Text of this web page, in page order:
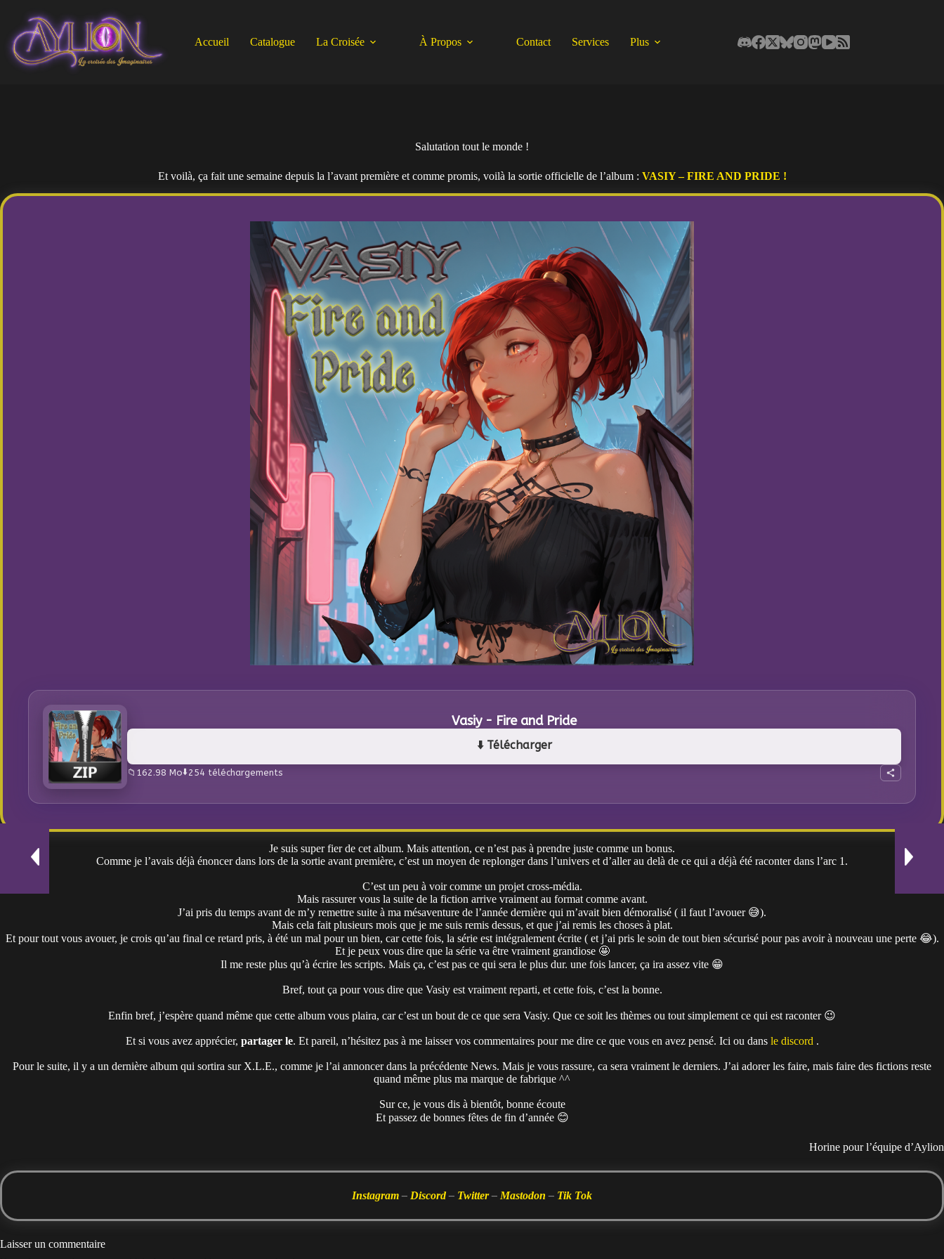
contenu
Accueil
Catalogue La Croisée À Propos Contact Services Plus
Salutation tout le monde !
Et voilà, ça fait une semaine depuis la l’avant première et comme promis, voilà la sortie officielle de l’album : VASIY – FIRE AND PRIDE !
Vasiy - Fire and Pride
⬇️ Télécharger
162.98 Mo 254 téléchargements
Je suis super fier de cet album. Mais attention, ce n’est pas à prendre juste comme un bonus.
Comme je l’avais déjà énoncer dans lors de la sortie avant première, c’est un moyen de replonger dans l’univers et d’aller au delà de ce qui a déjà été raconter dans l’arc 1.
C’est un peu à voir comme un projet cross-média.
Mais rassurer vous la suite de la fiction arrive vraiment au format comme avant.
J’ai pris du temps avant de m’y remettre suite à ma mésaventure de l’année dernière qui m’avait bien démoralisé ( il faut l’avouer 😅).
Mais cela fait plusieurs mois que je me suis remis dessus, et que j’ai remis les choses à plat.
Et pour tout vous avouer, je crois qu’au final ce retard pris, à été un mal pour un bien, car cette fois, la série est intégralement écrite ( et j’ai pris le soin de tout bien sécurisé pour pas avoir à nouveau une perte 😂).
Et je peux vous dire que la série va être vraiment grandiose 🤩
Il me reste plus qu’à écrire les scripts. Mais ça, c’est pas ce qui sera le plus dur. une fois lancer, ça ira assez vite 😁
Bref, tout ça pour vous dire que Vasiy est vraiment reparti, et cette fois, c’est la bonne.
Enfin bref, j’espère quand même que cette album vous plaira, car c’est un bout de ce que sera Vasiy. Que ce soit les thèmes ou tout simplement ce qui est raconter 😉
Et si vous avez apprécier, partager le. Et pareil, n’hésitez pas à me laisser vos commentaires pour me dire ce que vous en avez pensé. Ici ou dans le discord .
Pour le suite, il y a un dernière album qui sortira sur X.L.E., comme je l’ai annoncer dans la précédente News. Mais je vous rassure, ca sera vraiment le derniers. J’ai adorer les faire, mais faire des fictions reste
quand même plus ma marque de fabrique ^^
Sur ce, je vous dis à bientôt, bonne écoute
Et passez de bonnes fêtes de fin d’année 😊
Horine pour l’équipe d’Aylion
Instagram– Discord– Twitter – Mastodon – Tik Tok
Laisser un commentaire